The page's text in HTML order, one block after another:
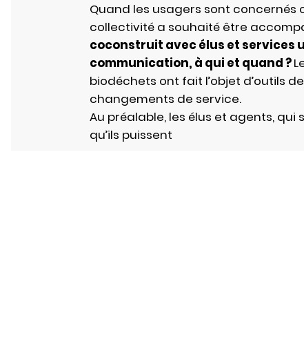
Quand les usagers sont
collectivité a souhaité être
coconstruit avec élus et services
communication, à qui et quand ?
biodéchets ont fait l’objet d’outils
changements de service.
Au préalable, les élus et agents,
qu’ils puissent